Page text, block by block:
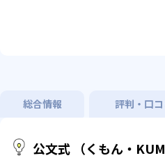
総合情報 評判・口コ
公文式 （くもん・